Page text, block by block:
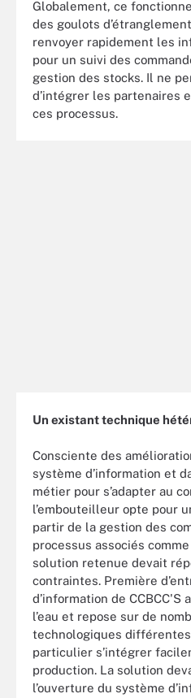
Globalement, ce
des goulots
renvoyer rapidement les
pour un suivi des
gestion des stocks. Il ne
d’intégrer les partenaires
ces processus.
Un existant technique
Consciente des
système d’information et
métier pour s’adapter au
l’embouteilleur opte pour
partir de la gestion des
processus associés
solution retenue devait
contraintes. Première
d’information de
l’eau et repose sur de
technologiques
particulier s’intégrer
production. La solution
l’ouverture du système